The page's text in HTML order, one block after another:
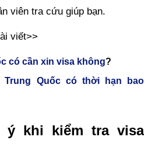
viên tra cứu giúp bạn.
viết>>
có cần xin visa không?
Trung Quốc có thời hạn bao
ý khi kiểm tra visa